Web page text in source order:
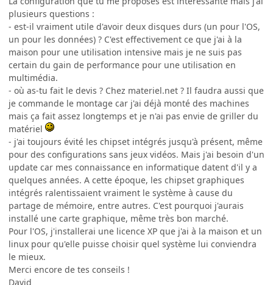
plusieurs questions :
- est-il vraiment utile d'avoir deux disques durs (un pour l'OS,
un pour les données) ? C'est effectivement ce que j'ai à la
maison pour une utilisation intensive mais je ne suis pas
certain du gain de performance pour une utilisation en
multimédia.
- où as-tu fait le devis ? Chez materiel.net ? Il faudra aussi que
je commande le montage car j'ai déjà monté des machines
mais ça fait assez longtemps et je n'ai pas envie de griller du
matériel
- j'ai toujours évité les chipset intégrés jusqu'à présent, même
pour des configurations sans jeux vidéos. Mais j'ai besoin d'un
update car mes connaissance en informatique datent d'il y a
quelques années. A cette époque, les chipset graphiques
intégrés ralentissaient vraiment le système à cause du
partage de mémoire, entre autres. C'est pourquoi j'aurais
installé une carte graphique, même très bon marché.
Pour l'OS, j'installerai une licence XP que j'ai à la maison et un
linux pour qu'elle puisse choisir quel système lui conviendra
le mieux.
Merci encore de tes conseils !
David